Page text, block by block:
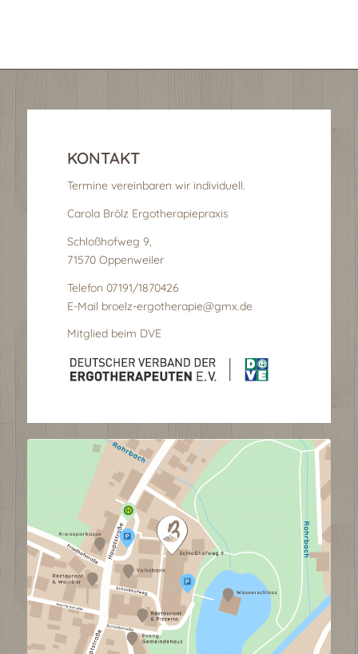
KONTAKT
Termine vereinbaren wir individuell.
Carola Brölz Ergotherapiepraxis
Schloßhofweg 9,
71570 Oppenweiler
Telefon 07191/1870426
E-Mail broelz-ergotherapie@gmx.de
Mitglied beim DVE